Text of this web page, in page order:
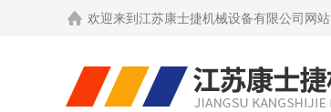
欢迎来到 江苏康士捷机械设备有限公司网站